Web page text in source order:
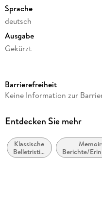
Sprache
deutsch
Ausgabe
Gekürzt
Reihe
Autor/Autorin
Sprecher/Sprecherin
Katharina Thalbach
Barrierefreiheit
Keine Information zur
Entdecken Sie mehr
Klassische
Belletristik:
allgemein
Berichte/